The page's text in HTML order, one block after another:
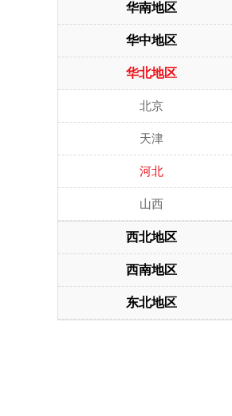
华南地区
华中地区
华北地区
北京
天津
河北
山西
西北地区
西南地区
东北地区